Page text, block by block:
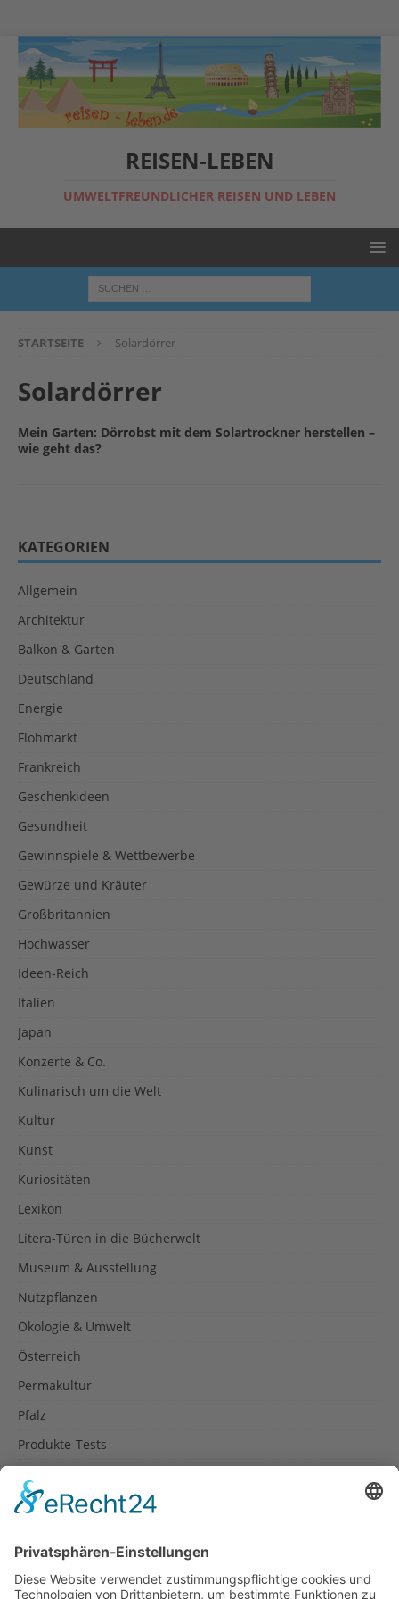
REISEN-LEBEN
UMWELTFREUNDLICHER REISEN UND LEBEN
STARTSEITE Solardörrer
Solardörrer
Mein Garten: Dörrobst mit dem Solartrockner herstellen –
wie geht das?
KATEGORIEN
Allgemein
Architektur
Balkon & Garten
Deutschland
Energie
Flohmarkt
Frankreich
Geschenkideen
Gesundheit
Gewinnspiele & Wettbewerbe
Gewürze und Kräuter
Großbritannien
Hochwasser
Ideen-Reich
Italien
Japan
Konzerte & Co.
Kulinarisch um die Welt
Kultur
Kunst
Kuriositäten
Lexikon
Litera-Türen in die Bücherwelt
Museum & Ausstellung
Nutzpflanzen
Ökologie & Umwelt
Österreich
Permakultur
Pfalz
Produkte-Tests
Rezepte
Spanien
Südtirol